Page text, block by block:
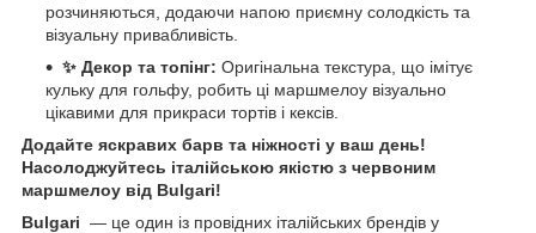
розчиняються, додаючи напою приємну солодкість та
візуальну привабливість.
✨ Декор та топінг: Оригінальна текстура, що імітує
кульку для гольфу, робить ці маршмелоу візуально
цікавими для прикраси тортів і кексів.
Додайте яскравих барв та ніжності у ваш день!
Насолоджуйтесь італійською якістю з червоним
маршмелоу від Bulgari!
Bulgari — це один із провідних італійських брендів у